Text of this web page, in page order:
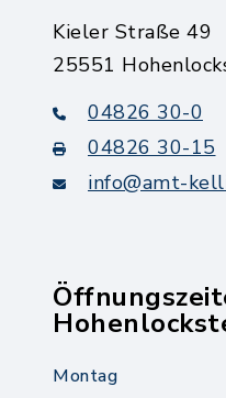
Kieler Straße 49
25551
04826 30-0
04826 30-15
info@amt-
Montag